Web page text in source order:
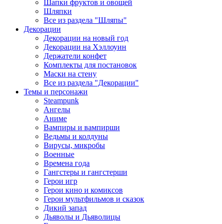
Шапки фруктов и овощей
Шляпки
Все из раздела "Шляпы"
Декорации
Декорации на новый год
Декорации на Хэллоуин
Держатели конфет
Комплекты для постановок
Маски на стену
Все из раздела "Декорации"
Темы и персонажи
Steampunk
Ангелы
Аниме
Вампиры и вампирши
Ведьмы и колдуны
Вирусы, микробы
Военные
Времена года
Гангстеры и гангстерши
Герои игр
Герои кино и комиксов
Герои мультфильмов и сказок
Дикий запад
Дьяволы и Дьяволицы